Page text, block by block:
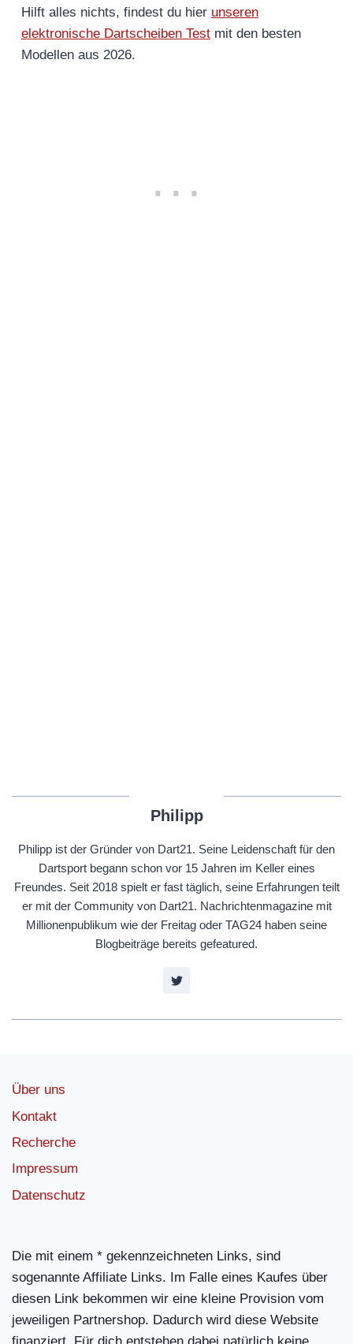
Hilft alles nichts, findest du hier unseren
elektronische Dartscheiben Test mit den besten
Modellen aus 2026.
Philipp
Philipp ist der Gründer von Dart21. Seine Leidenschaft für den
Dartsport begann schon vor 15 Jahren im Keller eines
Freundes. Seit 2018 spielt er fast täglich, seine Erfahrungen teilt
er mit der Community von Dart21. Nachrichtenmagazine mit
Millionenpublikum wie der Freitag oder TAG24 haben seine
Blogbeiträge bereits gefeatured.
Über uns
Kontakt
Recherche
Impressum
Datenschutz
Die mit einem * gekennzeichneten Links, sind
sogenannte Affiliate Links. Im Falle eines Kaufes über
diesen Link bekommen wir eine kleine Provision vom
jeweiligen Partnershop. Dadurch wird diese Website